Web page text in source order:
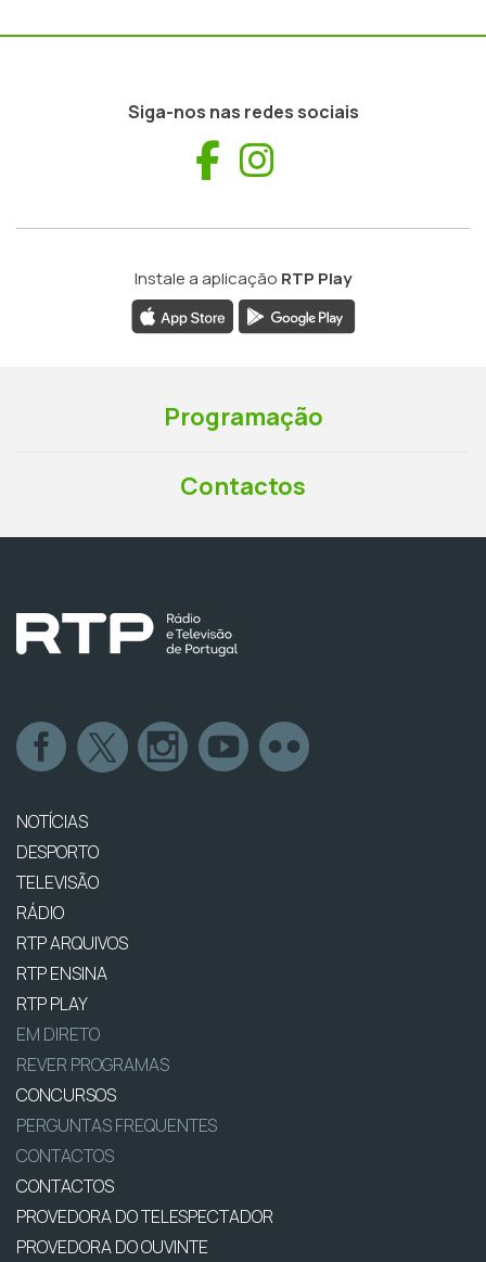
Siga-nos nas redes sociais
Facebook
Instale a aplicação RTP Play
Programação
Contactos
NOTÍCIAS
DESPORTO
TELEVISÃO
RÁDIO
RTP ARQUIVOS
RTP ENSINA
RTP PLAY
EM DIRETO
REVER PROGRAMAS
CONCURSOS
PERGUNTAS FREQUENTES
CONTACTOS
CONTACTOS
PROVEDORA DO TELESPECTADOR
PROVEDORA DO OUVINTE